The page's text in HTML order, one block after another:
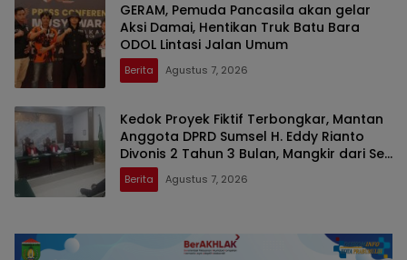
GERAM, Pemuda Pancasila akan gelar
Aksi Damai, Hentikan Truk Batu Bara
ODOL Lintasi Jalan Umum
Berita Agustus 7, 2026
Kedok Proyek Fiktif Terbongkar, Mantan
Anggota DPRD Sumsel H. Eddy Rianto
Divonis 2 Tahun 3 Bulan, Mangkir dari Sel
Nyatakan Banding
Berita Agustus 7, 2026